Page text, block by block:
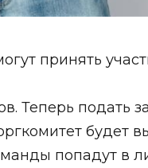
принять
Теперь подать
попадут в